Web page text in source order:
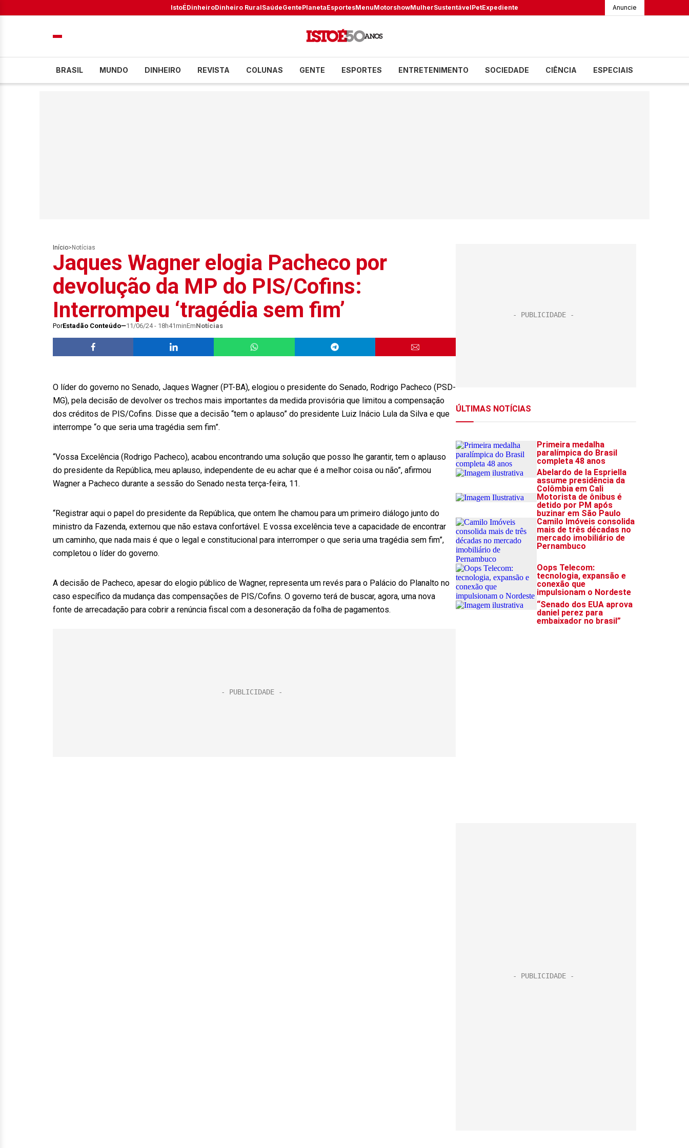
IstoÉDinheiroDinheiro RuralSaúdeGentePlanetaEsportesMenuMotorshowMulherSustentávelPetExpediente Anuncie
BRASIL MUNDO DINHEIRO REVISTA COLUNAS GENTE ESPORTES ENTRETENIMENTO SOCIEDADE CIÊNCIA ESPECIAIS
Início> Notícias
Jaques Wagner elogia Pacheco por
devolução da MP do PIS/Cofins:
Interrompeu ‘tragédia sem fim’
PorEstadão Conteúdo 11/06/24 - 18h41minEmNotícias
O líder do governo no Senado, Jaques Wagner (PT-BA), elogiou o presidente do Senado, Rodrigo Pacheco (PSD-
MG), pela decisão de devolver os trechos mais importantes da medida provisória que limitou a compensação
dos créditos de PIS/Cofins. Disse que a decisão “tem o aplauso” do presidente Luiz Inácio Lula da Silva e que
interrompe “o que seria uma tragédia sem fim”.
“Vossa Excelência (Rodrigo Pacheco), acabou encontrando uma solução que posso lhe garantir, tem o aplauso
do presidente da República, meu aplauso, independente de eu achar que é a melhor coisa ou não”, afirmou
Wagner a Pacheco durante a sessão do Senado nesta terça-feira, 11.
“Registrar aqui o papel do presidente da República, que ontem lhe chamou para um primeiro diálogo junto do
ministro da Fazenda, externou que não estava confortável. E vossa excelência teve a capacidade de encontrar
um caminho, que nada mais é que o legal e constitucional para interromper o que seria uma tragédia sem fim”,
completou o líder do governo.
A decisão de Pacheco, apesar do elogio público de Wagner, representa um revés para o Palácio do Planalto no
caso específico da mudança das compensações de PIS/Cofins. O governo terá de buscar, agora, uma nova
fonte de arrecadação para cobrir a renúncia fiscal com a desoneração da folha de pagamentos.